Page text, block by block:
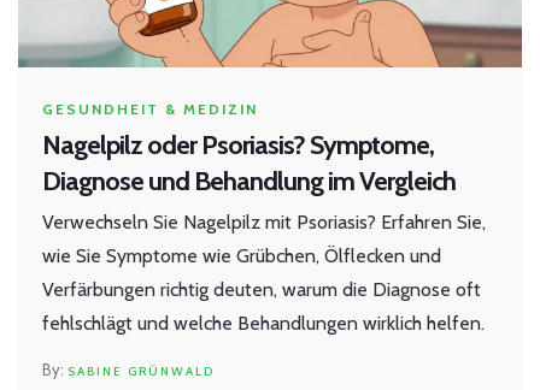
GESUNDHEIT & MEDIZIN
Nagelpilz oder Psoriasis? Symptome,
Diagnose und Behandlung im Vergleich
Verwechseln Sie Nagelpilz mit Psoriasis? Erfahren Sie,
wie Sie Symptome wie Grübchen, Ölflecken und
Verfärbungen richtig deuten, warum die Diagnose oft
fehlschlägt und welche Behandlungen wirklich helfen.
SABINE GRÜNWALD